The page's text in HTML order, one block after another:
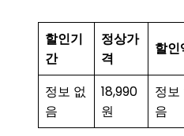
할인기
간
정상가
격
할인
정보 없
음
18,990
원
정보
음